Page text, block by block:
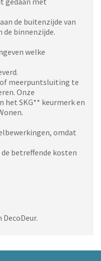
de buitenzijde van
de binnenzijde.
welke
meerpuntsluiting te
Onze
het SKG** keurmerk en
omdat
betreffende kosten